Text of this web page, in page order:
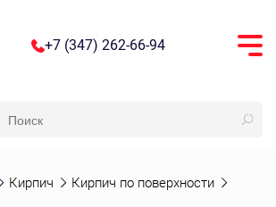
+7 (347) 262-66-94
Кирпич Кирпич по поверхности